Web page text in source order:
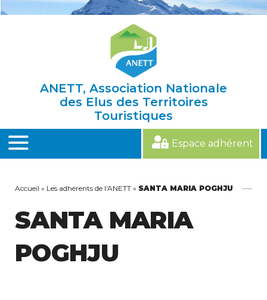
ANETT, Association Nationale
des Elus des Territoires
Touristiques
MENU
Espace adhérent
Accueil » Les adhérents de l'ANETT » SANTA MARIA POGHJU
SANTA MARIA
POGHJU